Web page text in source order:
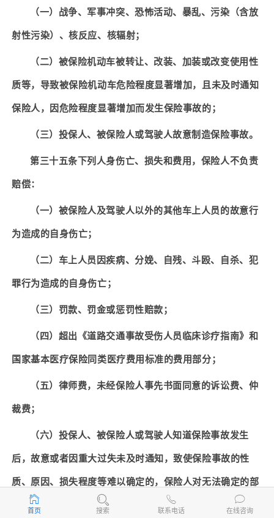
（一）战争、军事冲突、恐怖活动、暴乱、污染（含放
射性污染）、核反应、核辐射；
（二）被保险机动车被转让、改装、加装或改变使用性
质等，导致被保险机动车危险程度显著增加，且未及时通知
保险人，因危险程度显著增加而发生保险事故的；
（三）投保人、被保险人或驾驶人故意制造保险事故。
第三十五条下列人身伤亡、损失和费用，保险人不负责
赔偿：
（一）被保险人及驾驶人以外的其他车上人员的故意行
为造成的自身伤亡；
（二）车上人员因疾病、分娩、自残、斗殴、自杀、犯
罪行为造成的自身伤亡；
（三）罚款、罚金或惩罚性赔款；
（四）超出《道路交通事故受伤人员临床诊疗指南》和
国家基本医疗保险同类医疗费用标准的费用部分；
（五）律师费，未经保险人事先书面同意的诉讼费、仲
裁费；
（六）投保人、被保险人或驾驶人知道保险事故发生
后，故意或者因重大过失未及时通知，致使保险事故的性
质、原因、损失程度等难以确定的，保险人对无法确定的部
分，不承担赔偿责任，但保险人通过其他途径已经知道或者
首页 搜索 联系电话 在线咨询